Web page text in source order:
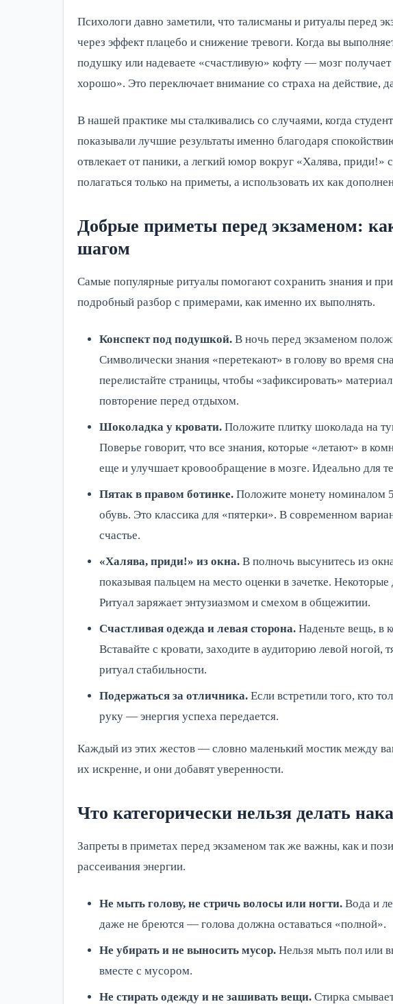
Психологи давно заметили, что талисманы и ритуалы перед
через эффект плацебо и снижение тревоги. Когда вы
подушку или надеваете «счастливую» кофту — мозг получает
хорошо». Это переключает внимание со страха на действие,
В нашей практике мы сталкивались со случаями, когда
показывали лучшие результаты именно благодаря
отвлекает от паники, а легкий юмор вокруг «Халява,
полагаться только на приметы, а использовать их как
Добрые приметы перед экзаменом:
шагом
Самые популярные ритуалы помогают сохранить знания и
подробный разбор с примерами, как именно их выполнять.
Конспект под подушкой. В ночь перед экзаменом
Символически знания «перетекают» в голову во время
перелистайте страницы, чтобы «зафиксировать»
повторение перед отдыхом.
Шоколадка у кровати. Положите плитку шоколада на
Поверье говорит, что все знания, которые «летают» в
еще и улучшает кровообращение в мозге. Идеально для
Пятак в правом ботинке. Положите монету номиналом
обувь. Это классика для «пятерки». В современном
счастье.
«Халява, приди!» из окна. В полночь высунитесь из
показывая пальцем на место оценки в зачетке.
Ритуал заряжает энтузиазмом и смехом в общежитии.
Счастливая одежда и левая сторона. Наденьте вещь, в
Вставайте с кровати, заходите в аудиторию левой ногой,
ритуал стабильности.
Подержаться за отличника. Если встретили того, кто
руку — энергия успеха передается.
Каждый из этих жестов — словно маленький мостик между
их искренне, и они добавят уверенности.
Что категорически нельзя делать
Запреты в приметах перед экзаменом так же важны, как и
рассеивания энергии.
Не мыть голову, не стричь волосы или ногти. Вода и
даже не бреются — голова должна оставаться «полной».
Не убирать и не выносить мусор. Нельзя мыть пол или
вместе с мусором.
Не стирать одежду и не зашивать вещи. Стирка